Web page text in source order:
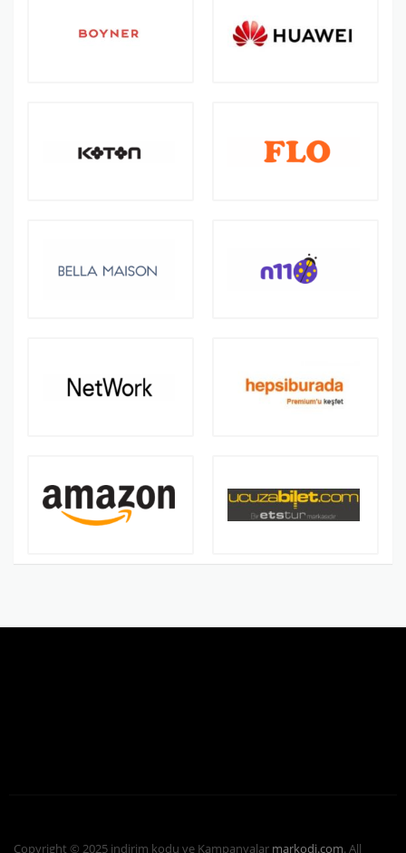
Copyright © 2025 indirim kodu ve Kampanyalar markodi.com. All